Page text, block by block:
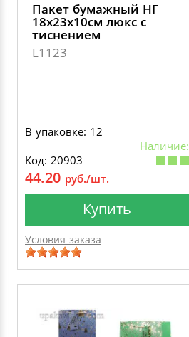
Пакет бумажный НГ
18х23х10см люкс с
тиснением
L1123
В упаковке: 12
Наличие:
Код: 20903
44.20 руб./шт.
Купить
Условия заказа